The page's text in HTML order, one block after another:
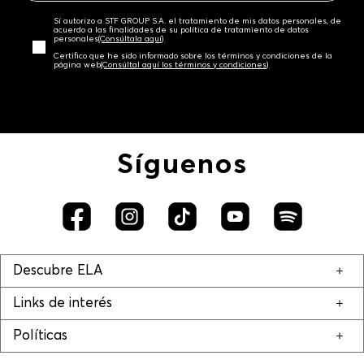
Sí autorizo a STF GROUP S.A. el tratamiento de mis datos personales, de
acuerdo a las finalidades de su política de tratamiento de datos
personales‎(Consúltala aquí)
Certifico que he sido informado sobre los términos y condiciones de la
página web‎(Consúltal aquí los términos y condiciones)
Síguenos
Descubre ELA
Links de interés
Políticas